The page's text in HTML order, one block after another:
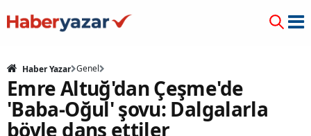
Haber Yazar Genel
Emre Altuğ'dan Çeşme'de
'Baba-Oğul' şovu: Dalgalarla
böyle dans ettiler